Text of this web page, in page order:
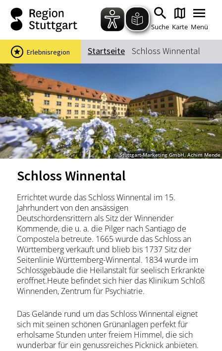
Zum Hauptinhalt springen
Zur Suche springen
Zur Hauptnavigation
Zum Footer springen
Suche Karte Menü
Suchbegriff
Das könnte Sie interessieren
Stadtführungen
Events & Tickets
Ausflugsziele
Erlebnisse
Wein
Radfahren
Wandern
Startseite Schloss Winnental
Erlebnisregion
© Stuttgart-Marketing GmbH, Achim Mende
Schloss Winnental
Errichtet wurde das Schloss Winnental im 15.
Jahrhundert von den ansässigen
Deutschordensrittern als Sitz der Winnender
Kommende, die u. a. die Pilger nach Santiago de
Compostela betreute. 1665 wurde das Schloss an
Württemberg verkauft und blieb bis 1737 Sitz der
Seitenlinie Württemberg-Winnental. 1834 wurde im
Schlossgebäude die Heilanstalt für seelisch Erkrankte
eröffnet.Heute befindet sich hier das Klinikum Schloß
Winnenden, Zentrum für Psychiatrie.
Das Gelände rund um das Schloss Winnental eignet
sich mit seinen schönen Grünanlagen perfekt für
erholsame Stunden unter freiem Himmel, die sich
wunderbar für ein genussreiches Picknick anbieten.